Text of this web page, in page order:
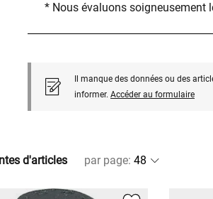
* Nous évaluons soigneusement
Il manque des données ou des
informer. Accéder au formulaire
d'articles par page: